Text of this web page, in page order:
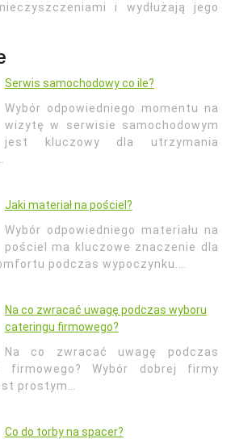
i wydłużają jego
Serwis samochodowy co ile?
Wybór odpowiedniego momentu na
wizytę w serwisie samochodowym
jest kluczowy dla utrzymania
Jaki materiał na pościel?
Wybór odpowiedniego materiału na
pościel ma kluczowe znaczenie dla
podczas wypoczynku.…
Na co zwracać uwagę podczas wyboru
cateringu firmowego?
Na co zwracać uwagę podczas
firmowego? Wybór dobrej firmy
prostym…
Co do torby na spacer?